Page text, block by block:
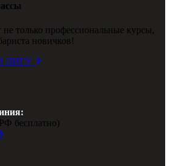
только профессиональные курсы,
новичков!
ЛИГУ
бесплатно)